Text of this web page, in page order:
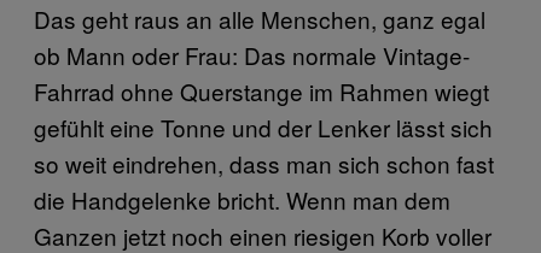
Das geht raus an alle Menschen, ganz egal
ob Mann oder Frau: Das normale Vintage-
Fahrrad ohne Querstange im Rahmen wiegt
gefühlt eine Tonne und der Lenker lässt sich
so weit eindrehen, dass man sich schon fast
die Handgelenke bricht. Wenn man dem
Ganzen jetzt noch einen riesigen Korb voller